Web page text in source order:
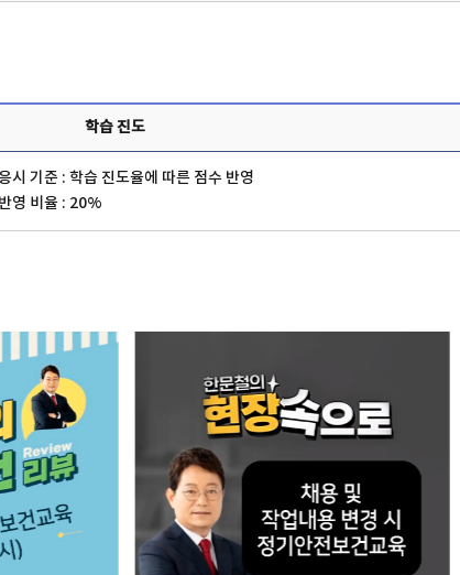
학습 진도
시 기준 : 학습 진도율에 따른 점수 반영
반영 비율 : 20%